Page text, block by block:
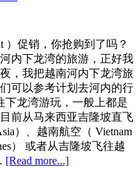
）促销，你抢购到了吗？
内下龙湾的旅游，正好我
，我把越南河内下龙湾旅
可以参考计划去河内的行
下龙湾游玩，一般上都是
前从马来西亚吉隆坡直飞
）、越南航空（ Vietnam
） 或者从吉隆坡飞往越
[Read more...]about